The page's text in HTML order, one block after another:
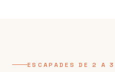
ESCAPADES DE 2 A